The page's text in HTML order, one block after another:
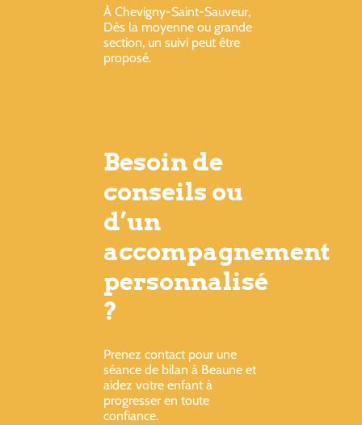
À Chevigny-Saint-Sauveur,
Dès la moyenne ou grande
section, un suivi peut être
proposé.
Besoin de
conseils ou
d’un
accompagnement
personnalisé
?
Prenez contact pour une
séance de bilan à Beaune et
aidez votre enfant à
progresser en toute
confiance.